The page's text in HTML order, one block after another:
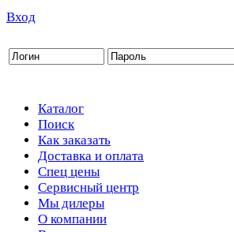
Вход
Каталог
Поиск
Как заказать
Доставка и оплата
Спец цены
Сервисный центр
Мы дилеры
О компании